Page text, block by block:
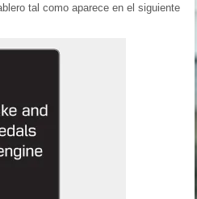
tal como aparece en el siguiente